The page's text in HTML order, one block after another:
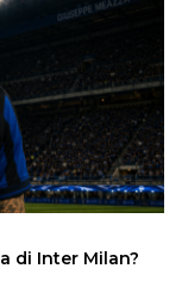
di Inter Milan?